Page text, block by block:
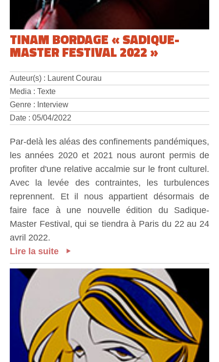
TINAM BORDAGE « SADIQUE-
MASTER FESTIVAL 2022 »
Auteur(s) : Laurent Courau
Media : Texte
Genre : Interview
Date : 05/04/2022
Par-delà les aléas des confinements pandémiques,
les années 2020 et 2021 nous auront permis de
profiter d'une relative accalmie sur le front culturel.
Avec la levée des contraintes, les turbulences
reprennent. Et il nous appartient désormais de
faire face à une nouvelle édition du Sadique-
Master Festival, qui se tiendra à Paris du 22 au 24
avril 2022.
Lire la suite